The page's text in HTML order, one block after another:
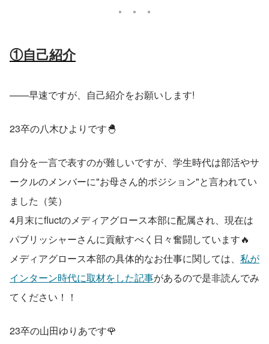
①自己紹介
——早速ですが、自己紹介をお願いします!
23卒の八木ひよりです🐣
自分を一言で表すのが難しいですが、学生時代は部活やサ
ークルのメンバーに"お母さん的ポジション"と言われてい
ました（笑）
4月末にfluctのメディアグロース本部に配属され、現在は
パブリッシャーさんに貢献すべく日々奮闘しています🔥
メディアグロース本部の具体的なお仕事に関しては、 私が
インターン時代に取材をした記事があるので是非読んでみ
てください！！
23卒の山田ゆりあです🌹